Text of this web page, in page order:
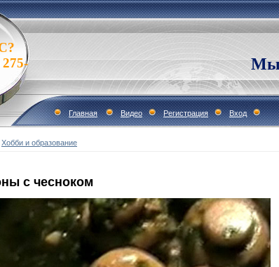
Мы
Главная Видео Регистрация Вход
Хобби и образование
с чесноком